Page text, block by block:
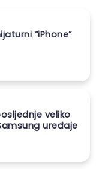
“iPhone”
veliko
uređaje